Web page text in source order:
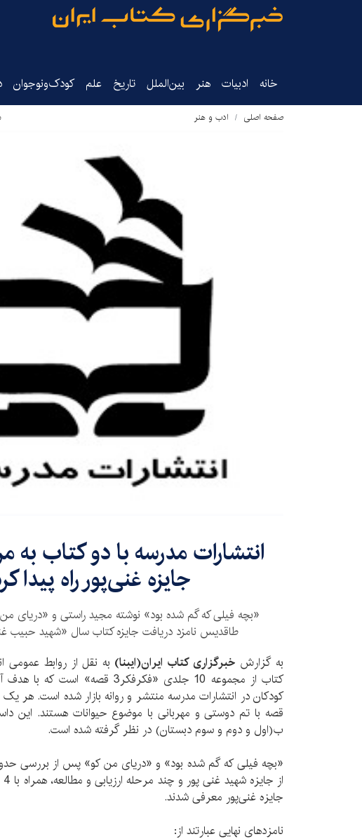
خانه ادبیات هنر بین‌الملل تاریخ‌ علم کودک‌ونوجوان
صفحه اصلی ادب و هنر
​انتشارات مدرسه با دو کتاب به
جایزه غنی‌پور راه پیدا
«بچه فیلی که گم شده بود» نوشته مجید راستی و «دریای
طاقدیس نامزد دریافت جایزه کتاب سال «شهید حبیب
به گزارش خبرگزاری کتاب ایران(ایبنا) به نقل از روابط عمومی
کتاب از مجموعه 10 جلدی «فکرفکر3
کودکان در انتشارات مدرسه منتشر و روانه بازار شده است. هر
قصه با تم دوستی و مهربانی با موضوع حیوانات هستند. این
ب(اول و دوم و سوم دبستان) در نظر گرفته شده است.
جایزه غنی‌پور معرفی شدند.
نامزدهای نهایی عبارتند از: